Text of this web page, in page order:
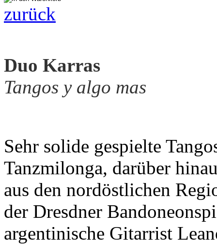
zurück
Duo Karras
Tangos y algo mas
Sehr solide gespielte
Tanzmilonga, darüber
aus den nordöstlichen
der Dresdner
argentinische Gitarrist